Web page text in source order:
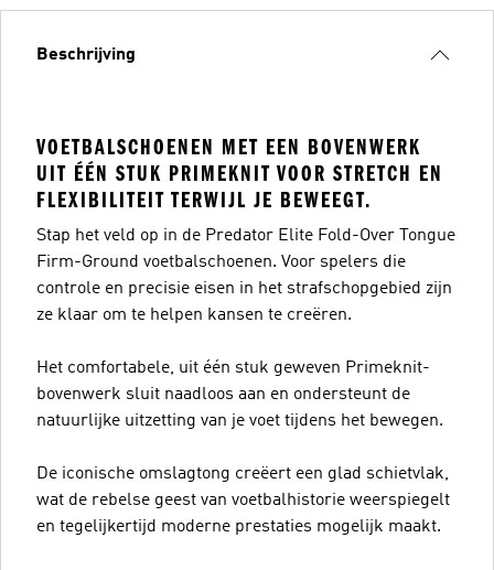
Beschrijving
VOETBALSCHOENEN MET EEN BOVENWERK
UIT ÉÉN STUK PRIMEKNIT VOOR STRETCH EN
FLEXIBILITEIT TERWIJL JE BEWEEGT.
Stap het veld op in de Predator Elite Fold-Over Tongue
Firm-Ground voetbalschoenen. Voor spelers die
controle en precisie eisen in het strafschopgebied zijn
ze klaar om te helpen kansen te creëren.
Het comfortabele, uit één stuk geweven Primeknit-
bovenwerk sluit naadloos aan en ondersteunt de
natuurlijke uitzetting van je voet tijdens het bewegen.
De iconische omslagtong creëert een glad schietvlak,
wat de rebelse geest van voetbalhistorie weerspiegelt
en tegelijkertijd moderne prestaties mogelijk maakt.